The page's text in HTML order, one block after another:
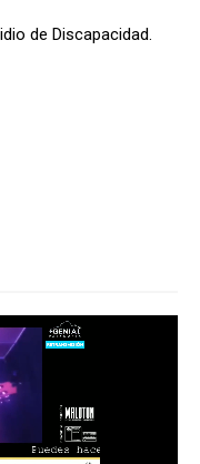
de Discapacidad.